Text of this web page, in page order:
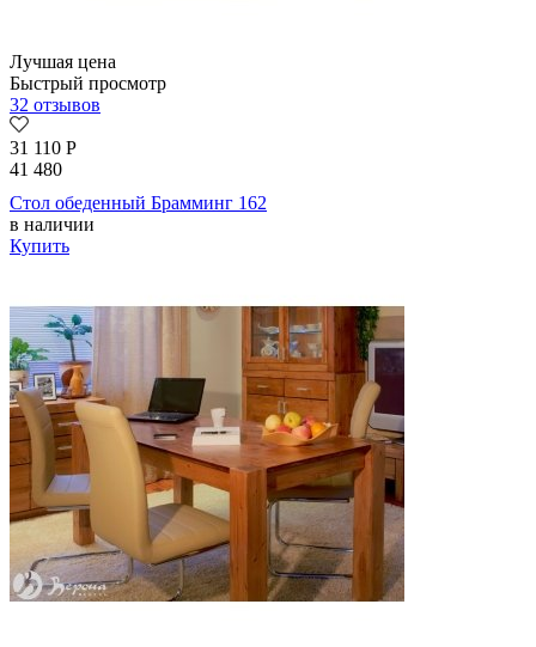
Лучшая цена
Быстрый просмотр
32 отзывов
31 110 Р
41 480
Стол обеденный Брамминг 162
в наличии
Купить